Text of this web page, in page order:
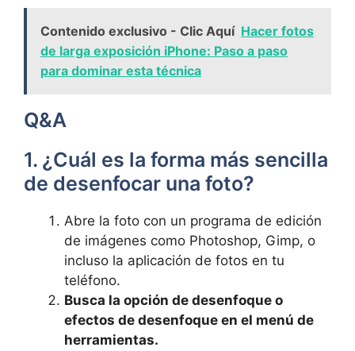
Contenido exclusivo - Clic Aquí Hacer fotos
de larga exposición iPhone: Paso a paso
para dominar esta técnica
Q&A
1.‍ ¿Cuál es la forma más sencilla
de desenfocar una foto?
Abre la ​foto con un programa ⁣de edición
de imágenes como Photoshop, Gimp, o
⁣incluso⁢ la aplicación de fotos en tu
teléfono.
Busca ⁢la opción⁢ de⁢ desenfoque o⁣
efectos de desenfoque en el ‌menú de
herramientas.